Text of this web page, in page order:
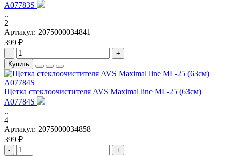
A07783S
..
2
Артикул: 2075000034841
399 ₽
-
+
Купить
Щетка стеклоочистителя AVS Maximal line ML-25 (63см)
A07784S
..
4
Артикул: 2075000034858
399 ₽
-
+